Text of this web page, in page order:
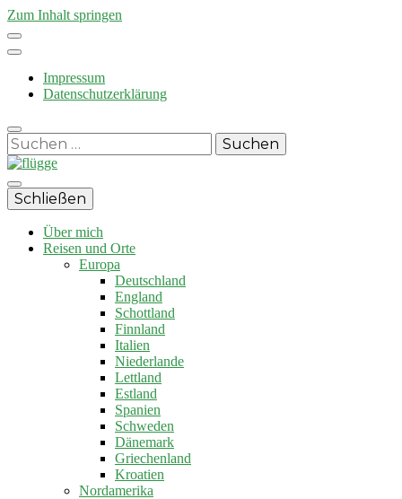
Zum Inhalt springen
Impressum
Datenschutzerklärung
Suchen
nach:
flügge
Reisen und Auswandern
Schließen
Über mich
Reisen und Orte
Europa
Deutschland
England
Schottland
Finnland
Italien
Niederlande
Lettland
Estland
Spanien
Schweden
Dänemark
Griechenland
Kroatien
Nordamerika